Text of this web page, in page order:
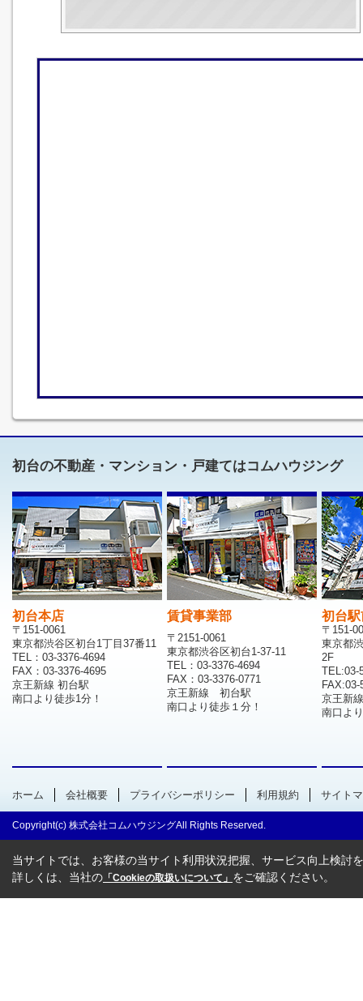
初台の不動産・マンション・戸建てはコムハウジング
初台本店
〒151-0061
東京都渋谷区初台1丁目37番11
TEL：03-3376-4694
FAX：03-3376-4695
京王新線 初台駅
南口より徒歩1分！
賃貸事業部
〒2151-0061
東京都渋谷区初台1-37-11
TEL：03-3376-4694
FAX：03-3376-0771
京王新線 初台駅
南口より徒歩１分！
初台
〒151-
東京都
2F
TEL:03-
FAX:03-
京王新
南口よ
ホーム 会社概要 プライバシーポリシー 利用規約 サイト
Copyright(c) 株式会社コムハウジングAll Rights Reserved.
当サイトでは、お客様の当サイト利用状況把握、サービス向上検討
詳しくは、当社の 「Cookieの取扱いについて」 をご確認ください。